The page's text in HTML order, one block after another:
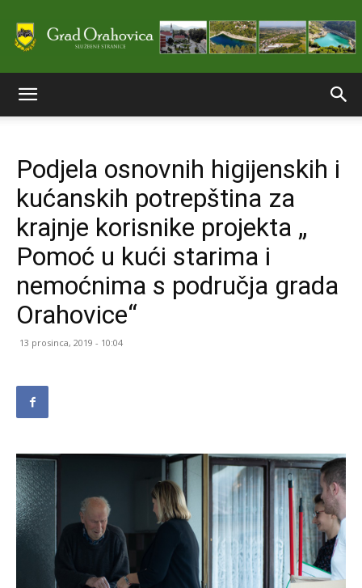
stranice
Grada
Podjela osnovnih higijenskih i
kućanskih potrepština za
krajnje korisnike projekta „
Pomoć u kući starima i
nemoćnima s područja grada
Orahovice“
13 prosinca, 2019 - 10:04